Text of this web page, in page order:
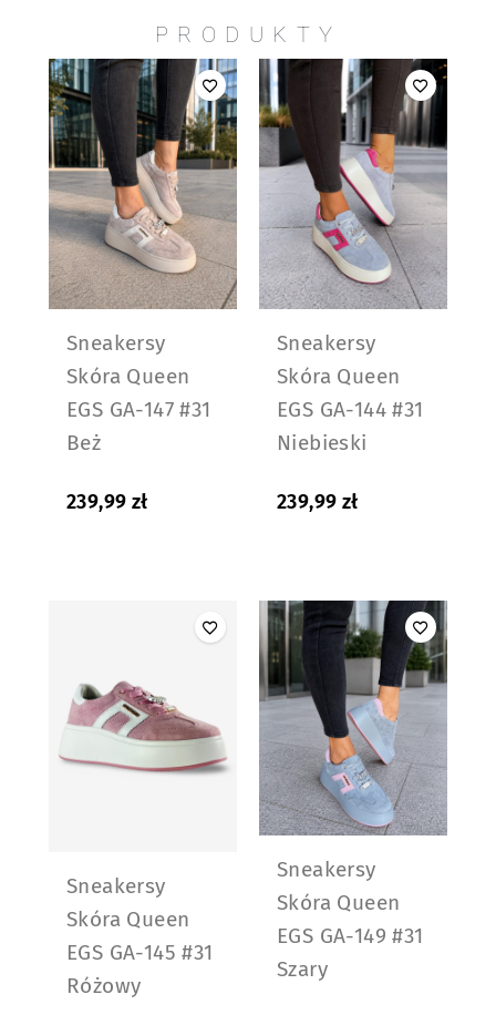
PRODUKTY
Sneakersy
Skóra Queen
EGS GA-147 #31
Beż
239,99 zł
Sneakersy
Skóra Queen
EGS GA-144 #31
Niebieski
239,99 zł
Sneakersy
Skóra Queen
EGS GA-145 #31
Różowy
Sneakersy
Skóra Queen
EGS GA-149 #31
Szary